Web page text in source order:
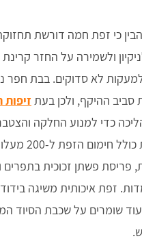
כי זפת חמה דורשת
ולשמירה על החזר
לא סדוקים. בבת חפר
סביב ההיקף, ולכן בעת זיפות
כדי למנוע החלקה
תהליך
פריסת פשתן זכוכית בתפרים
זפת איכותית משיגה